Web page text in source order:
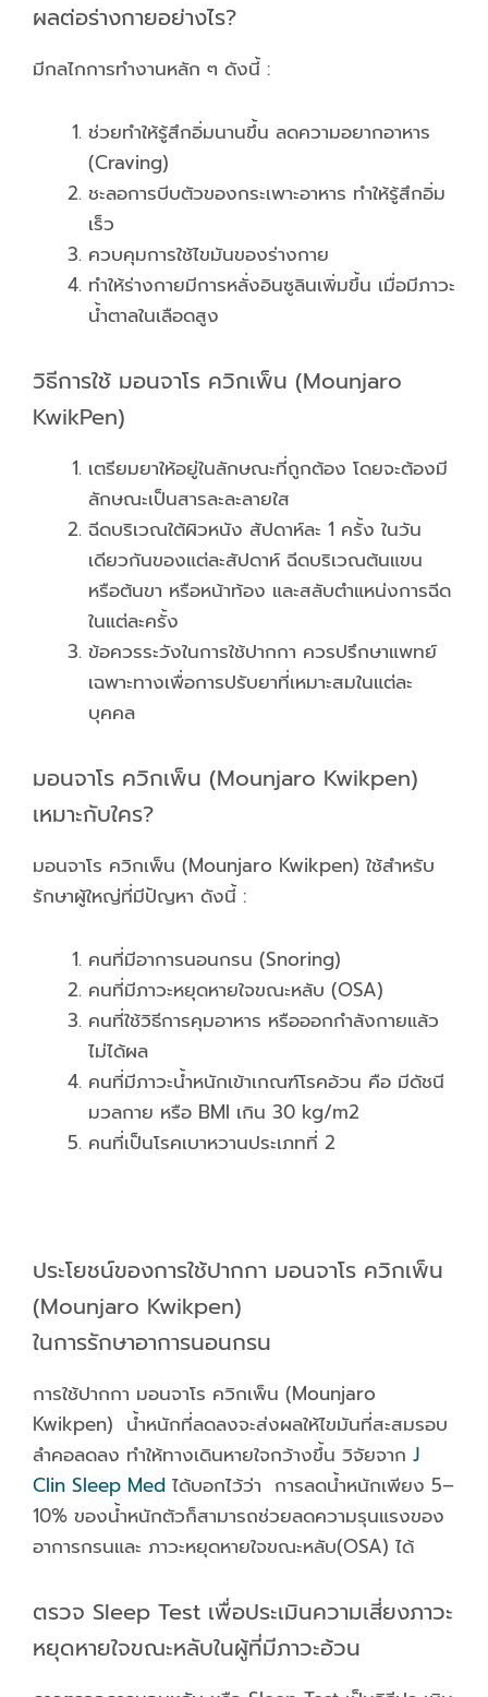
ผลต่อร่างกายอย่างไร?
มีกลไกการทำงานหลัก ๆ ดังนี้ :
ช่วยทำให้รู้สึกอิ่มนานขึ้น ลดความอยากอาหาร
(Craving)
ชะลอการบีบตัวของกระเพาะอาหาร ทำให้รู้สึกอิ่ม
เร็ว
ควบคุมการใช้ไขมันของร่างกาย
ทำให้ร่างกายมีการหลั่งอินซูลินเพิ่มขึ้น เมื่อมีภาวะ
น้ำตาลในเลือดสูง
วิธีการใช้ มอนจาโร ควิกเพ็น (Mounjaro
KwikPen)
เตรียมยาให้อยู่ในลักษณะที่ถูกต้อง โดยจะต้องมี
ลักษณะเป็นสารละละลายใส
ฉีดบริเวณใต้ผิวหนัง สัปดาห์ละ 1 ครั้ง ในวัน
เดียวกันของแต่ละสัปดาห์ ฉีดบริเวณต้นแขน
หรือต้นขา หรือหน้าท้อง และสลับตำแหน่งการฉีด
ในแต่ละครั้ง
ข้อควรระวังในการใช้ปากกา ควรปรึกษาแพทย์
เฉพาะทางเพื่อการปรับยาที่เหมาะสมในแต่ละ
บุคคล
มอนจาโร ควิกเพ็น (Mounjaro Kwikpen)
เหมาะกับใคร?
มอนจาโร ควิกเพ็น (Mounjaro Kwikpen) ใช้สำหรับ
รักษาผู้ใหญ่ที่มีปัญหา ดังนี้ :
คนที่มีอาการนอนกรน (Snoring)
คนที่มีภาวะหยุดหายใจขณะหลับ (OSA)
คนที่ใช้วิธีการคุมอาหาร หรือออกกำลังกายแล้ว
ไม่ได้ผล
คนที่มีภาวะน้ำหนักเข้าเกณฑ์โรคอ้วน คือ มีดัชนี
มวลกาย หรือ BMI เกิน 30 kg/m2
คนที่เป็นโรคเบาหวานประเภทที่ 2
ประโยชน์ของการใช้ปากกา มอนจาโร ควิกเพ็น
(Mounjaro Kwikpen)
ในการรักษาอาการนอนกรน
การใช้ปากกา มอนจาโร ควิกเพ็น (Mounjaro
Kwikpen) น้ำหนักที่ลดลงจะส่งผลให้ไขมันที่สะสมรอบ
ลำคอลดลง ทำให้ทางเดินหายใจกว้างขึ้น วิจัยจาก J
Clin Sleep Med ได้บอกไว้ว่า การลดน้ำหนักเพียง 5–
10% ของน้ำหนักตัวก็สามารถช่วยลดความรุนแรงของ
อาการกรนและ ภาวะหยุดหายใจขณะหลับ(OSA) ได้​
ตรวจ Sleep Test เพื่อประเมินความเสี่ยงภาวะ
หยุดหายใจขณะหลับในผู้ที่มีภาวะอ้วน